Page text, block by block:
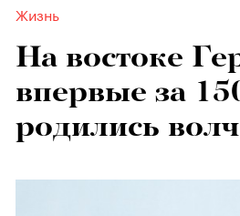
Жизнь
На востоке
впервые за
родились